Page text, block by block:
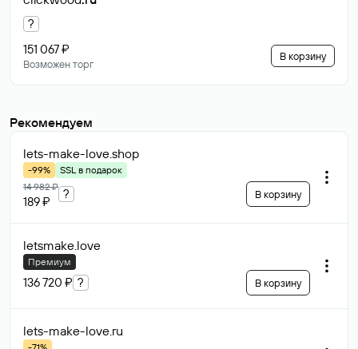
?
151 067 ₽
Возможен торг
В корзину
Рекомендуем
lets-make-love.shop
-99%
SSL в подарок
14 982 ₽
189 ₽
? В корзину
letsmake.love
Премиум
136 720 ₽ ? В корзину
lets-make-love.ru